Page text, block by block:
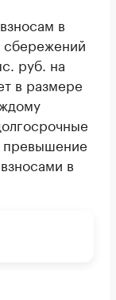
в
сбережений
руб. на
в размере
превышение
в